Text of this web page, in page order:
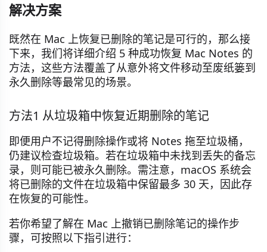
解决方案
既然在 Mac 上恢复已删除的笔记是可行的，那么接
下来，我们将详细介绍 5 种成功恢复 Mac Notes 的
方法，这些方法覆盖了从意外将文件移动至废纸篓到
永久删除等最常见的场景。
方法1 从垃圾箱中恢复近期删除的笔记
即便用户不记得删除操作或将 Notes 拖至垃圾桶，
仍建议检查垃圾箱。若在垃圾箱中未找到丢失的备忘
录，则可能已被永久删除。需注意，macOS 系统会
将已删除的文件在垃圾箱中保留最多 30 天，因此存
在恢复的可能性。
若你希望了解在 Mac 上撤销已删除笔记的操作步
骤，可按照以下指引进行：